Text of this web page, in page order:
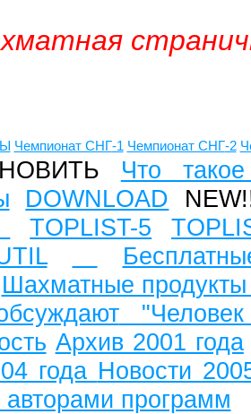
Чемпионат СНГ-1 Чемпионат СНГ-2
Что
DOWNLOAD
TOPLIST-5
Шахматные
Архив 2001 года
года Новости
программ